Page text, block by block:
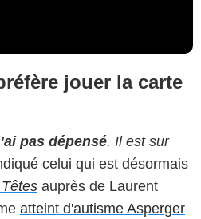
jouer la carte
pas dépensé. Il est sur
celui qui est désormais
auprès de Laurent
atteint d'autisme Asperger